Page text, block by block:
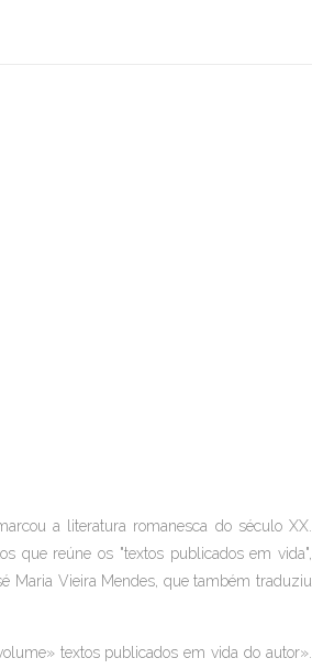
a literatura romanesca do século XX.
que reúne os "textos publicados em vida",
Maria Vieira Mendes, que também traduziu
textos publicados em vida do autor».